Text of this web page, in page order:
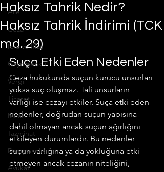
Aile
Ceza
İcra ve İflas
Gayrimenkul
Vergi
Ticaret
Miras
Tazminat
Danışmanlık
Avukat
Haksız Tahrik Nedir?
Haksız Tahrik İndirimi (TCK
md. 29)
Suça Etki Eden Nedenler
Ceza hukukunda suçun kurucu unsurları
yoksa suç oluşmaz. Tali unsurların
varlığı ise cezayı etkiler. Suça etki eden
nedenler, doğrudan suçun yapısına
dahil olmayan ancak suçun ağırlığını
etkileyen durumlardır. Bu nedenler
suçun varlığına ya da yokluğuna etki
etmeyen ancak cezanın niteliğini,